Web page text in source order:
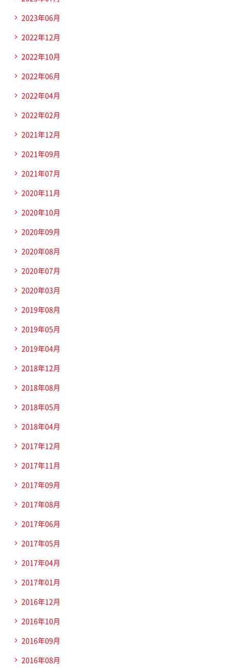
2023年06月
2022年12月
2022年10月
2022年06月
2022年04月
2022年02月
2021年12月
2021年09月
2021年07月
2020年11月
2020年10月
2020年09月
2020年08月
2020年07月
2020年03月
2019年08月
2019年05月
2019年04月
2018年12月
2018年08月
2018年05月
2018年04月
2017年12月
2017年11月
2017年09月
2017年08月
2017年06月
2017年05月
2017年04月
2017年01月
2016年12月
2016年10月
2016年09月
2016年08月